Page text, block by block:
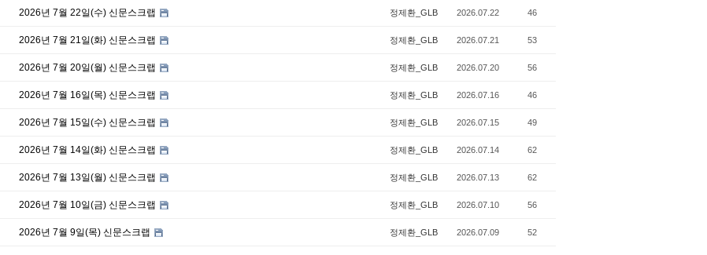
2026년 7월 22일(수) 신문스크랩 정제환_GLB 2026.07.22 46
2026년 7월 21일(화) 신문스크랩 정제환_GLB 2026.07.21 53
2026년 7월 20일(월) 신문스크랩 정제환_GLB 2026.07.20 56
2026년 7월 16일(목) 신문스크랩 정제환_GLB 2026.07.16 46
2026년 7월 15일(수) 신문스크랩 정제환_GLB 2026.07.15 49
2026년 7월 14일(화) 신문스크랩 정제환_GLB 2026.07.14 62
2026년 7월 13일(월) 신문스크랩 정제환_GLB 2026.07.13 62
2026년 7월 10일(금) 신문스크랩 정제환_GLB 2026.07.10 56
2026년 7월 9일(목) 신문스크랩 정제환_GLB 2026.07.09 52